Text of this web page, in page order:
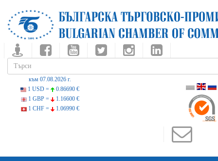
към 07.08.2026 г.
1 USD =
0.86690 €
1 GBP =
1.16600 €
1 CHF =
1.06990 €